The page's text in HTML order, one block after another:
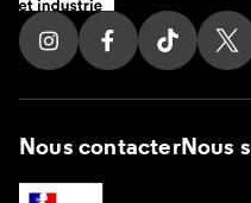
Suivez nous sur
Suivez nous
Suivez
Nous contacterNous